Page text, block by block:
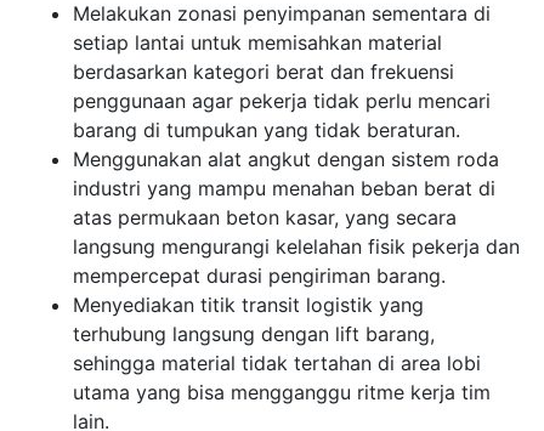
Melakukan zonasi penyimpanan sementara di
setiap lantai untuk memisahkan material
berdasarkan kategori berat dan frekuensi
penggunaan agar pekerja tidak perlu mencari
barang di tumpukan yang tidak beraturan.
Menggunakan alat angkut dengan sistem roda
industri yang mampu menahan beban berat di
atas permukaan beton kasar, yang secara
langsung mengurangi kelelahan fisik pekerja dan
mempercepat durasi pengiriman barang.
Menyediakan titik transit logistik yang
terhubung langsung dengan lift barang,
sehingga material tidak tertahan di area lobi
utama yang bisa mengganggu ritme kerja tim
lain.